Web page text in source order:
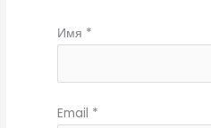
Имя *
Email *